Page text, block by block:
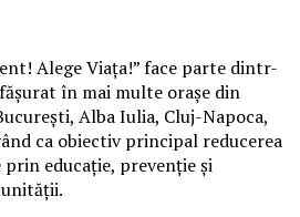
Alege Viața!” face parte dintr-
în mai multe orașe din
Alba Iulia, Cluj-Napoca,
ca obiectiv principal reducerea
educație, prevenție și